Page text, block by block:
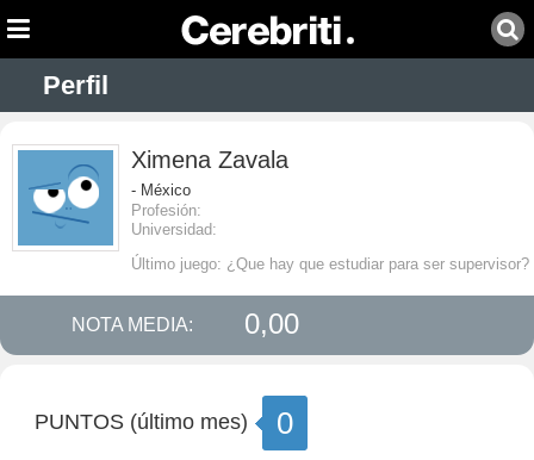
Perfil
Ximena Zavala
- México
Profesión:
Universidad:
Último juego: ¿Que hay que estudiar para ser supervisor?
NOTA MEDIA: 0,00
PUNTOS (último mes) 0